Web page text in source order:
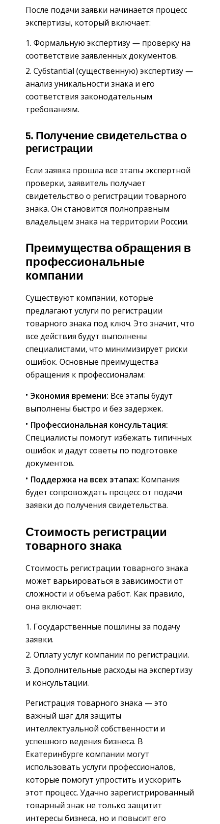
После подачи заявки начинается процесс
экспертизы, который включает:
Формальную экспертизу — проверку на
соответствие заявленных документов.
Субstantial (существенную) экспертизу —
анализ уникальности знака и его
соответствия законодательным
требованиям.
5. Получение свидетельства о
регистрации
Если заявка прошла все этапы экспертной
проверки, заявитель получает
свидетельство о регистрации товарного
знака. Он становится полноправным
владельцем знака на территории России.
Преимущества обращения в
профессиональные
компании
Существуют компании, которые
предлагают услуги по регистрации
товарного знака под ключ. Это значит, что
все действия будут выполнены
специалистами, что минимизирует риски
ошибок. Основные преимущества
обращения к профессионалам:
Экономия времени: Все этапы будут
выполнены быстро и без задержек.
Профессиональная консультация:
Специалисты помогут избежать типичных
ошибок и дадут советы по подготовке
документов.
Поддержка на всех этапах: Компания
будет сопровождать процесс от подачи
заявки до получения свидетельства.
Стоимость регистрации
товарного знака
Стоимость регистрации товарного знака
может варьироваться в зависимости от
сложности и объема работ. Как правило,
она включает:
Государственные пошлины за подачу
заявки.
Оплату услуг компании по регистрации.
Дополнительные расходы на экспертизу
и консультации.
Регистрация товарного знака — это
важный шаг для защиты
интеллектуальной собственности и
успешного ведения бизнеса. В
Екатеринбурге компании могут
использовать услуги профессионалов,
которые помогут упростить и ускорить
этот процесс. Удачно зарегистрированный
товарный знак не только защитит
интересы бизнеса, но и повысит его